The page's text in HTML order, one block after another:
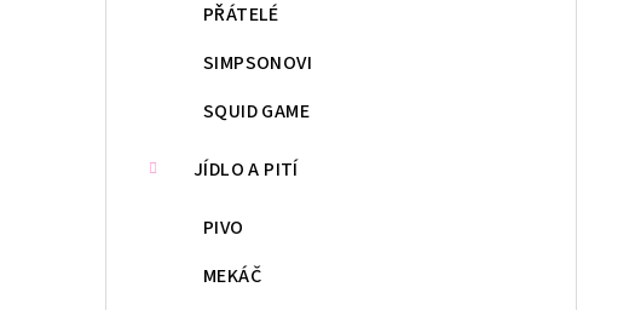
PŘÁTELÉ
SIMPSONOVI
SQUID GAME
JÍDLO A PITÍ
PIVO
MEKÁČ